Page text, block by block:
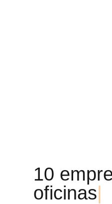
10 empr
oficinas